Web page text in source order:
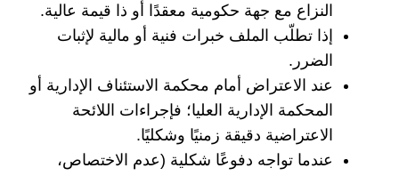
النزاع مع جهة حكومية معقدًا أو ذا قيمة عالية.
إذا تطلّب الملف خبرات فنية أو مالية لإثبات
الضرر.
عند الاعتراض أمام محكمة الاستئناف الإدارية أو
المحكمة الإدارية العليا؛ فإجراءات اللائحة
الاعتراضية دقيقة زمنيًا وشكليًا.
عندما تواجه دفوعًا شكلية (عدم الاختصاص،